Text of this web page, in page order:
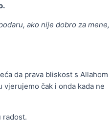
ako nije dobro za mene,
da prava bliskost s Allahom
vjerujemo čak i onda kada ne
radost.